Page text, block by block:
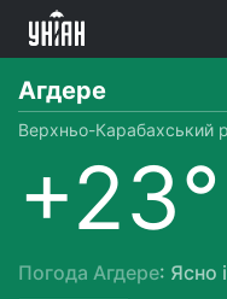
Агдере
Верхньо-Карабахський
+23°
Погода Агдере: Ясно